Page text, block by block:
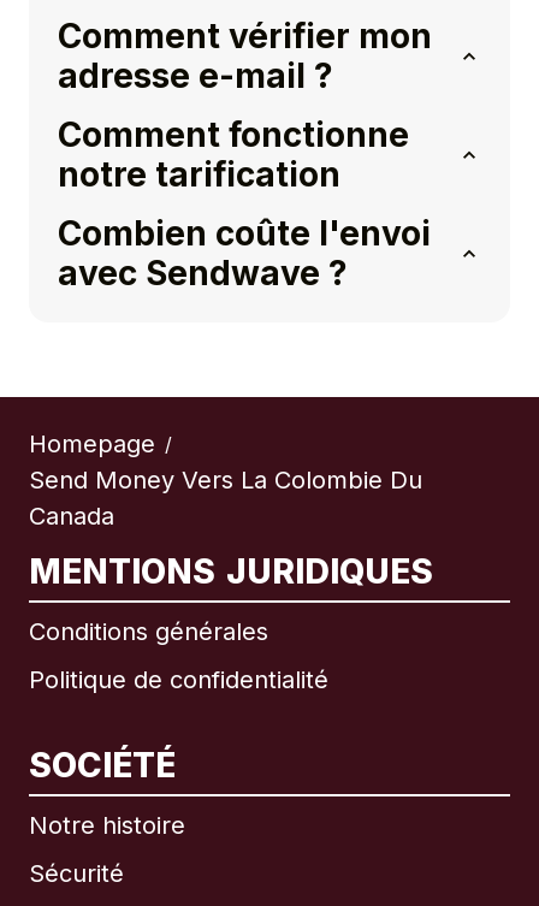
Comment vérifier mon
adresse e-mail ?
Comment fonctionne
notre tarification
Combien coûte l'envoi
avec Sendwave ?
Homepage /
Send Money Vers La Colombie Du
Canada
MENTIONS JURIDIQUES
Conditions générales
Politique de confidentialité
SOCIÉTÉ
Notre histoire
Sécurité